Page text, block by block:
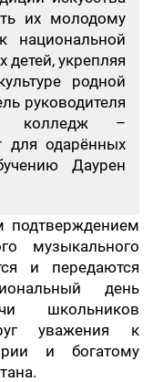
их молодому
национальной
укрепляя
родной
руководителя
колледж –
для одарённых
Даурен
подтверждением
музыкального
и передаются
день
школьников
уважения к
и богатому